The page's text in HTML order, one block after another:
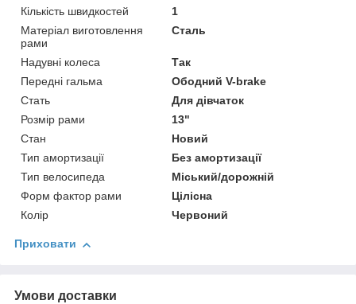
Кількість швидкостей
1
Матеріал виготовлення
рами
Сталь
Надувні колеса
Так
Передні гальма
Ободний V-brake
Стать
Для дівчаток
Розмір рами
13"
Стан
Новий
Тип амортизації
Без амортизації
Тип велосипеда
Міський/дорожній
Форм фактор рами
Цілісна
Колір
Червоний
Приховати
Умови доставки